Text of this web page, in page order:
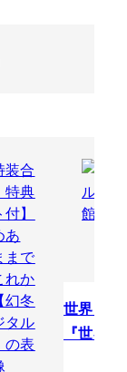
世界スペ
『世界